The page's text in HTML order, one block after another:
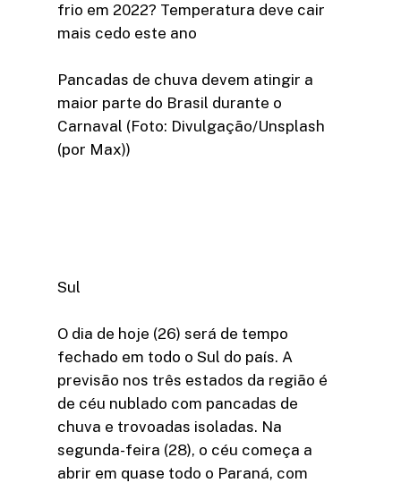
frio em 2022? Temperatura deve cair
mais cedo este ano
Pancadas de chuva devem atingir a
maior parte do Brasil durante o
Carnaval (Foto: Divulgação/Unsplash
(por Max))
Sul
O dia de hoje (26) será de tempo
fechado em todo o Sul do país. A
previsão nos três estados da região é
de céu nublado com pancadas de
chuva e trovoadas isoladas. Na
segunda-feira (28), o céu começa a
abrir em quase todo o Paraná, com